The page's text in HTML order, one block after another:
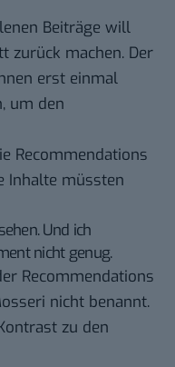
Beiträge will
zurück machen. Der
erst einmal
um den
Recommendations
Inhalte müssten
Und ich
nicht genug.
Recommendations
nicht benannt.
zu den